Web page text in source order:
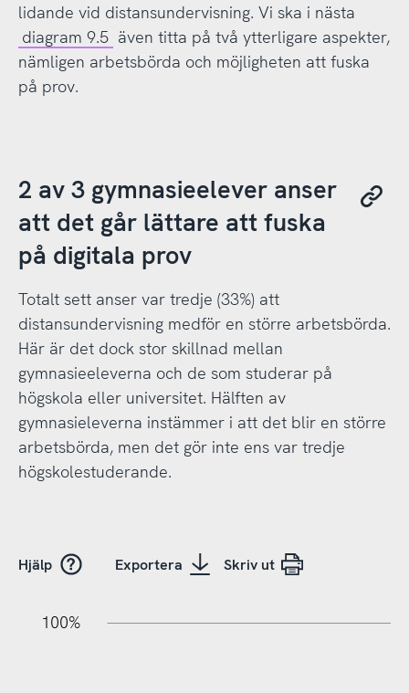
lidande vid distansundervisning. Vi ska i nästa
diagram 9.5 även titta på två ytterligare aspekter,
nämligen arbetsbörda och möjligheten att fuska
på prov.
2 av 3 gymnasieelever anser
att det går lättare att fuska
på digitala prov
Totalt sett anser var tredje (33%) att
distansundervisning medför en större arbetsbörda.
Här är det dock stor skillnad mellan
gymnasieeleverna och de som studerar på
högskola eller universitet. Hälften av
gymnasieleverna instämmer i att det blir en större
arbetsbörda, men det gör inte ens var tredje
högskolestuderande.
Hjälp Exportera Skriv ut
100%